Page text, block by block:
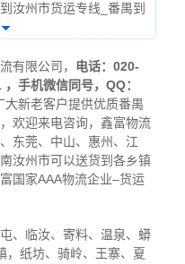
汝州市货运专线_番禺到
有限公司， 电话：020-
，手机微信同号，QQ：
大新老客户提供优质番禺
欢迎来电咨询，鑫富物流
东莞、中山、惠州、江
汝州市可以送货到各乡镇
国家AAA物流企业–货运
、临汝、寄料、温泉、蟒
，纸坊、骑岭、王寨、夏